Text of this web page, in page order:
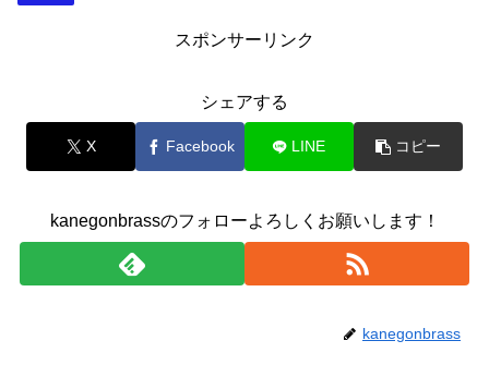
スポンサーリンク
シェアする
X Facebook LINE コピー
kanegonbrassのフォローよろしくお願いします！
kanegonbrass